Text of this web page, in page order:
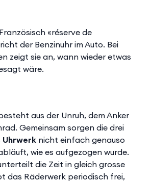
Französisch «réserve de
der Benzinuhr im Auto. Bei
zeigt sie an, wann wieder etwas
wäre.
aus der Unruh, dem Anker
Gemeinsam sorgen die drei
Uhrwerk nicht einfach genauso
wie es aufgezogen wurde.
die Zeit in gleich grosse
das Räderwerk periodisch frei,